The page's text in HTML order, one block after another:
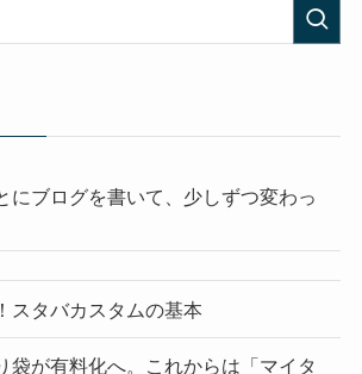
にブログを書いて、少しずつ変わっ
スタバカスタムの基本
袋が有料化へ。これからは「マイタ